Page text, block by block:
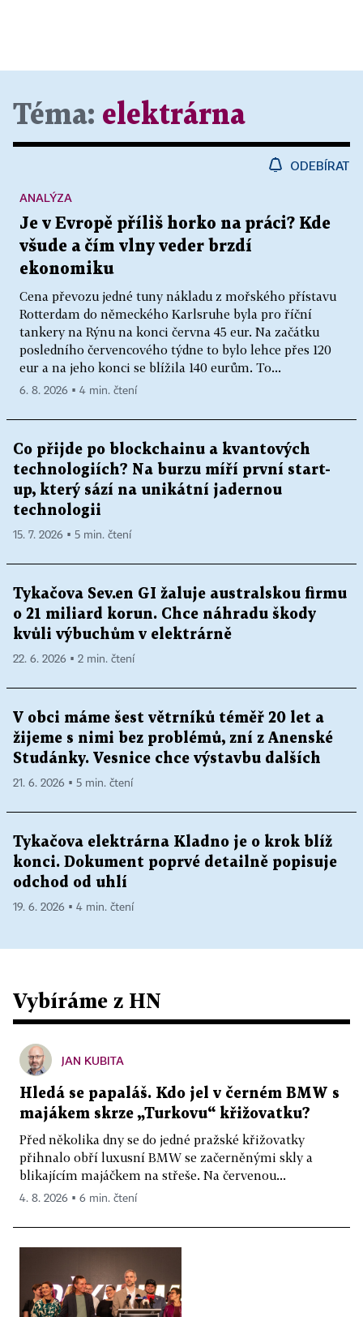
Téma: elektrárna
ODEBÍRAT
Je v Evropě příliš horko na práci? Kde
všude a čím vlny veder brzdí
ekonomiku
Cena převozu jedné tuny nákladu z mořského přístavu
Rotterdam do německého Karlsruhe byla pro říční
tankery na Rýnu na konci června 45 eur. Na začátku
posledního červencového týdne to bylo lehce přes 120
eur a na jeho konci se blížila 140 eurům. To...
ANALÝZA
6. 8. 2026 ▪ 4 min. čtení
Co přijde po blockchainu a kvantových
technologiích? Na burzu míří první start-
up, který sází na unikátní jadernou
technologii
15. 7. 2026 ▪ 5 min. čtení
Tykačova Sev.en GI žaluje australskou firmu
o 21 miliard korun. Chce náhradu škody
kvůli výbuchům v elektrárně
22. 6. 2026 ▪ 2 min. čtení
V obci máme šest větrníků téměř 20 let a
žijeme s nimi bez problémů, zní z Anenské
Studánky. Vesnice chce výstavbu dalších
21. 6. 2026 ▪ 5 min. čtení
Tykačova elektrárna Kladno je o krok blíž
konci. Dokument poprvé detailně popisuje
odchod od uhlí
19. 6. 2026 ▪ 4 min. čtení
Vybíráme z HN
JAN KUBITA
Hledá se papaláš. Kdo jel v černém BMW s
majákem skrze „Turkovu“ křižovatku?
Před několika dny se do jedné pražské křižovatky
přihnalo obří luxusní BMW se začerněnými skly a
blikajícím majáčkem na střeše. Na červenou...
4. 8. 2026 ▪ 6 min. čtení